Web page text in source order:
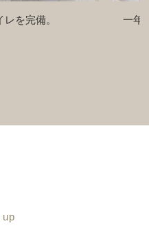
ただけます。
レイ